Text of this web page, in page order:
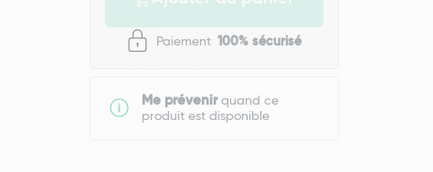
Paiement 100% sécurisé
Me prévenirquand ce
produit est disponible